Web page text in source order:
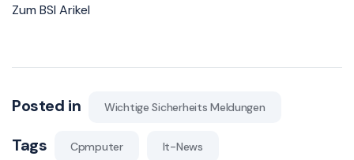
Zum BSI Arikel
Posted in Wichtige Sicherheits Meldungen
Tags Cpmputer It-News